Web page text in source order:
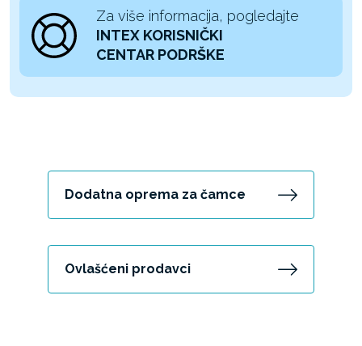
Za više informacija, pogledajte
INTEX KORISNIČKI
CENTAR PODRŠKE
Dodatna oprema za čamce
Ovlašćeni prodavci